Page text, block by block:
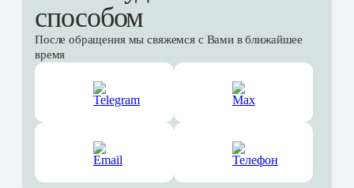
способом
После обращения мы свяжемся с Вами в ближайшее
время